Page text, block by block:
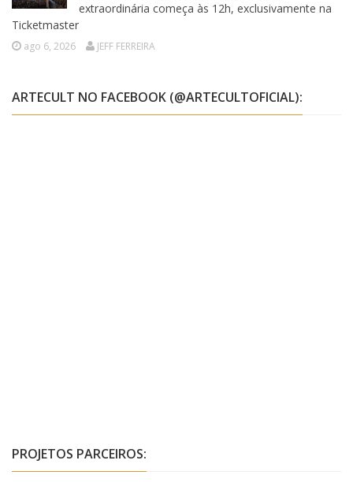
extraordinária começa às 12h, exclusivamente na
Ticketmaster
ago 6, 2026 JEFF FERREIRA
ARTECULT NO FACEBOOK (@ARTECULTOFICIAL):
PROJETOS PARCEIROS: